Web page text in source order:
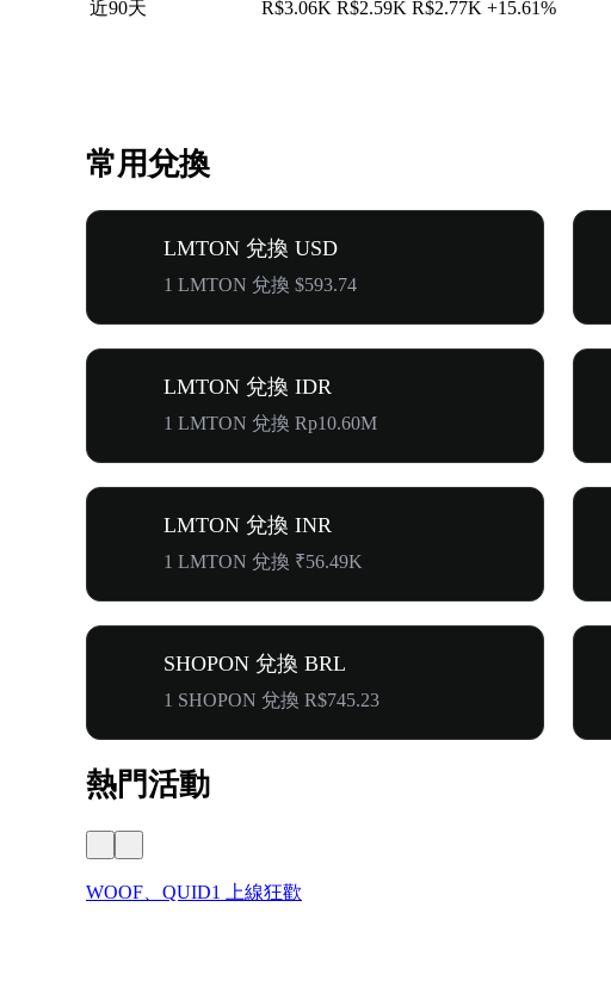
近90天
R$3.06K R$2.59K R$2.77K +15.61%
常用兌換
LMTON 兌換 USD
1 LMTON 兌換 $593.74
LMTON 兌換 IDR
1 LMTON 兌換 Rp10.60M
LMTON 兌換 INR
1 LMTON 兌換 ₹56.49K
SHOPON 兌換 BRL
1 SHOPON 兌換 R$745.23
熱門活動
WOOF、QUID1 上線狂歡